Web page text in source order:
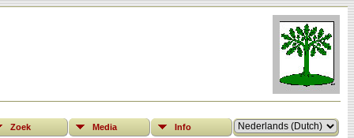
Zoek Media Info